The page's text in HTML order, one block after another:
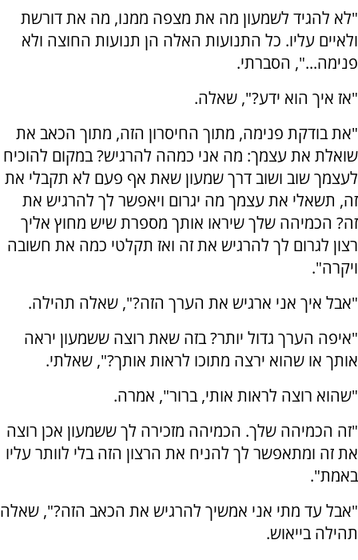
"לא להגיד לשמעון מה את מצפה ממנו, מה את דורשת
ולאיים עליו. כל התנועות האלה הן תנועות החוצה ולא
פנימה...", הסברתי.
"אז איך הוא ידע?", שאלה.
"את בודקת פנימה, מתוך החיסרון הזה, מתוך הכאב את
שואלת את עצמך: מה אני כמהה להרגיש? במקום להוכיח
לעצמך שוב ושוב דרך שמעון שאת אף פעם לא תקבלי את
זה, תשאלי את עצמך מה יגרום ויאפשר לך להרגיש את
זה? הכמיהה שלך שיראו אותך מספרת שיש מחוץ אליך
רצון לגרום לך להרגיש את זה ואז תקלטי כמה את חשובה
ויקרה".
"אבל איך אני ארגיש את הערך הזה?", שאלה תהילה.
"איפה הערך גדול יותר? בזה שאת רוצה ששמעון יראה
אותך או שהוא ירצה מתוכו לראות אותך?", שאלתי.
"שהוא רוצה לראות אותי, ברור", אמרה.
"זה הכמיהה שלך. הכמיהה מזכירה לך ששמעון אכן רוצה
את זה ומתאפשר לך להניח את הרצון הזה בלי לוותר עליו
באמת".
"אבל עד מתי אני אמשיך להרגיש את הכאב הזה?", שאלה
תהילה בייאוש.